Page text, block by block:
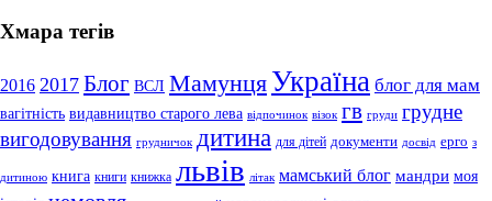
Хмара тегів
2016 2017 Блог ВСЛ МамунцяУкраїна блог для мам
вагітність видавництво старого лева відпочинок візок гв груди грудне
вигодовування грудничок дитина для дітей документи досвід ерго з
дитиною книга книги книжка львів літак мамський блог мандри моя